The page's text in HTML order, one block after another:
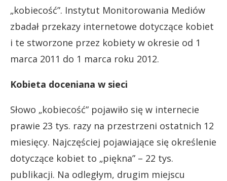
„kobiecość”. Instytut Monitorowania Mediów
zbadał przekazy internetowe dotyczące kobiet
i te stworzone przez kobiety w okresie od 1
marca 2011 do 1 marca roku 2012.
Kobieta doceniana w sieci
Słowo „kobiecość” pojawiło się w internecie
prawie 23 tys. razy na przestrzeni ostatnich 12
miesięcy. Najczęściej pojawiające się określenie
dotyczące kobiet to „piękna” – 22 tys.
publikacji. Na odległym, drugim miejscu